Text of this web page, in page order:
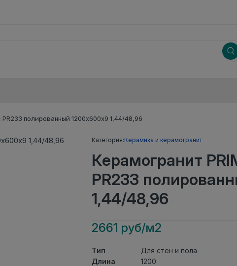
PR233 полированный 1200х600х9 1,44/48,96
Категория:Керамика и керамогранит
Керамогранит
PR233
1,44/48,96
2661 руб/м2
Тип
Для стен и пола
Длина
1200